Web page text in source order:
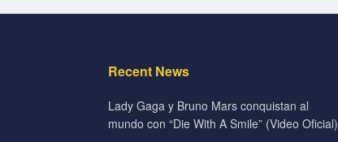
Recent News
Lady Gaga y Bruno Mars conquistan al
mundo con “Die With A Smile” (Video Oficial)